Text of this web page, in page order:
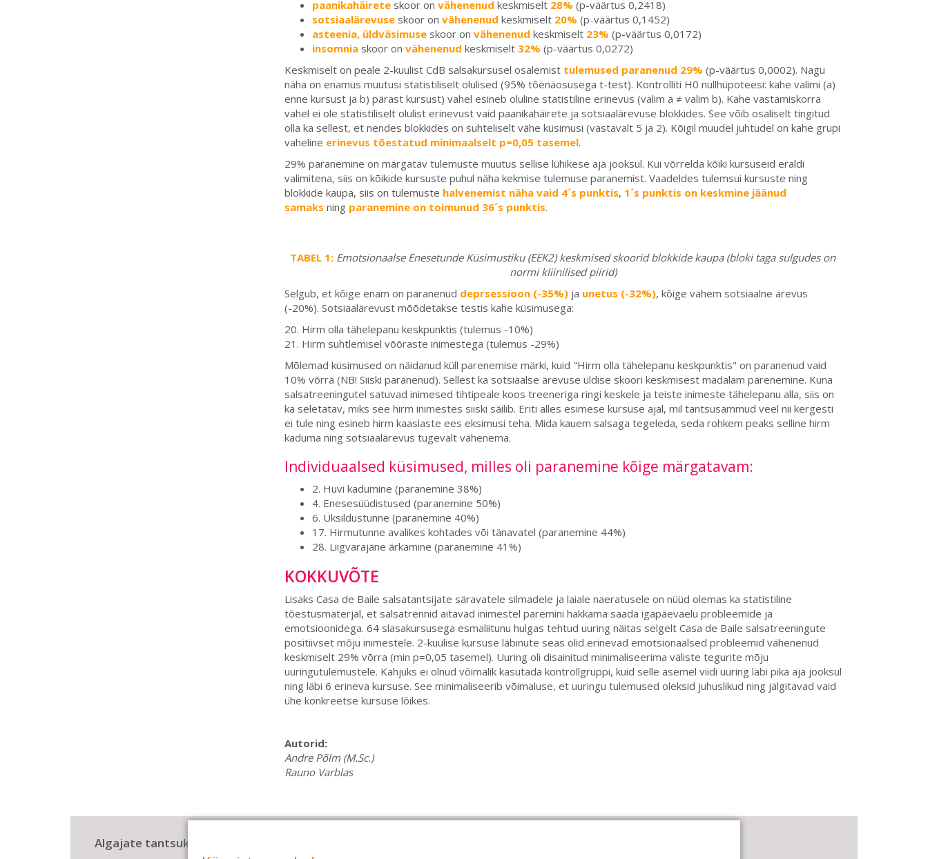
paanikahäireteskoor on vähenenud keskmiselt 28% (p-väärtus 0,2418)
sotsiaalärevuseskoor on vähenenud keskmiselt 20% (p-väärtus 0,1452)
asteenia, üldväsimuseskoor on vähenenud keskmiselt 23% (p-väärtus 0,0172)
insomniaskoor on vähenenud keskmiselt 32% (p-väärtus 0,0272)
Keskmiselt on peale 2-kuulist CdB salsakursusel osalemist tulemused paranenud 29% (p-väärtus 0,0002). Nagu
näha on enamus muutusi statistiliselt olulised (95% tõenäosusega t-test). Kontrolliti H0 nullhüpoteesi: kahe valimi (a)
enne kursust ja b) pärast kursust) vahel esineb oluline statistiline erinevus (valim a ≠ valim b). Kahe vastamiskorra
vahel ei ole statistiliselt olulist erinevust vaid paanikahäirete ja sotsiaalärevuse blokkides. See võib osaliselt tingitud
olla ka sellest, et nendes blokkides on suhteliselt vähe küsimusi (vastavalt 5 ja 2). Kõigil muudel juhtudel on kahe grupi
vaheline erinevus tõestatud minimaalselt p=0,05 tasemel.
29% paranemine on märgatav tulemuste muutus sellise lühikese aja jooksul. Kui võrrelda kõiki kursuseid eraldi
valimitena, siis on kõikide kursuste puhul näha kekmise tulemuse paranemist. Vaadeldes tulemsui kursuste ning
blokkide kaupa, siis on tulemuste halvenemist näha vaid 4´s punktis, 1´s punktis on keskmine jäänud
samaks ning paranemine on toimunud 36´s punktis.
TABEL 1: Emotsionaalse Enesetunde Küsimustiku (EEK2) keskmised skoorid blokkide kaupa (bloki taga sulgudes on
normi kliinilised piirid)
Selgub, et kõige enam on paranenud deprsessioon (-35%)ja unetus (-32%), kõige vähem sotsiaalne ärevus
(-20%). Sotsiaalärevust mõõdetakse testis kahe küsimusega:
20. Hirm olla tähelepanu keskpunktis (tulemus -10%)
21. Hirm suhtlemisel võõraste inimestega (tulemus -29%)
Mõlemad küsimused on näidanud küll parenemise märki, kuid "Hirm olla tähelepanu keskpunktis" on paranenud vaid
10% võrra (NB! Siiski paranenud). Sellest ka sotsiaalse ärevuse üldise skoori keskmisest madalam parenemine. Kuna
salsatreeningutel satuvad inimesed tihtipeale koos treeneriga ringi keskele ja teiste inimeste tähelepanu alla, siis on
ka seletatav, miks see hirm inimestes siiski säilib. Eriti alles esimese kursuse ajal, mil tantsusammud veel nii kergesti
ei tule ning esineb hirm kaaslaste ees eksimusi teha. Mida kauem salsaga tegeleda, seda rohkem peaks selline hirm
kaduma ning sotsiaalärevus tugevalt vähenema.
Individuaalsed küsimused, milles oli paranemine kõige märgatavam:
2. Huvi kadumine (paranemine 38%)
4. Enesesüüdistused (paranemine 50%)
6. Üksildustunne (paranemine 40%)
17. Hirmutunne avalikes kohtades või tänavatel (paranemine 44%)
28. Liigvarajane ärkamine (paranemine 41%)
KOKKUVÕTE
Lisaks Casa de Baile salsatantsijate säravatele silmadele ja laiale naeratusele on nüüd olemas ka statistiline
tõestusmaterjal, et salsatrennid aitavad inimestel paremini hakkama saada igapäevaelu probleemide ja
emotsioonidega. 64 slasakursusega esmaliitunu hulgas tehtud uuring näitas selgelt Casa de Baile salsatreeningute
positiivset mõju inimestele. 2-kuulise kursuse läbinute seas olid erinevad emotsionaalsed probleemid vähenenud
keskmiselt 29% võrra (min p=0,05 tasemel). Uuring oli disainitud minimaliseerima väliste tegurite mõju
uuringutulemustele. Kahjuks ei olnud võimalik kasutada kontrollgruppi, kuid selle asemel viidi uuring läbi pika aja jooksul
ning läbi 6 erineva kursuse. See minimaliseerib võimaluse, et uuringu tulemused oleksid juhuslikud ning jälgitavad vaid
ühe konkreetse kursuse lõikes.
Autorid:
Andre Põlm (M.Sc.)
Rauno Varblas
Algajate tantsukursused